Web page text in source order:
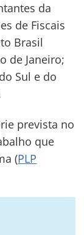
da
de Fiscais
Brasil
de Janeiro;
Sul e do
prevista no
que
(PLP